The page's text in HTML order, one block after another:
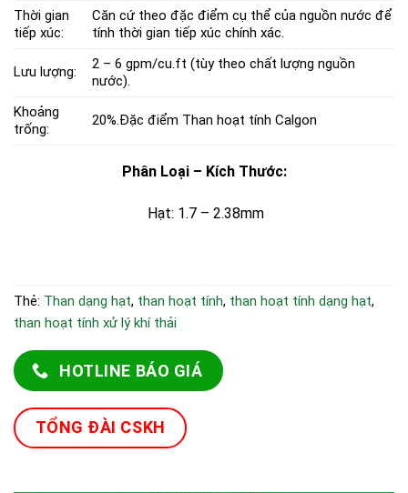
Thời gian
tiếp xúc:
Căn cứ theo đặc điểm cụ thể của nguồn nước để
tính thời gian tiếp xúc chính xác.
Lưu lượng:
2 – 6 gpm/cu.ft (tùy theo chất lượng nguồn
nước).
Khoảng
trống:
20%.Đặc điểm Than hoạt tính Calgon
Phân Loại – Kích Thước:
Hạt: 1.7 – 2.38mm
Thẻ: Than dạng hạt, than hoạt tính, than hoạt tính dạng hạt,
than hoạt tính xử lý khí thải
HOTLINE BÁO GIÁ
TỔNG ĐÀI CSKH